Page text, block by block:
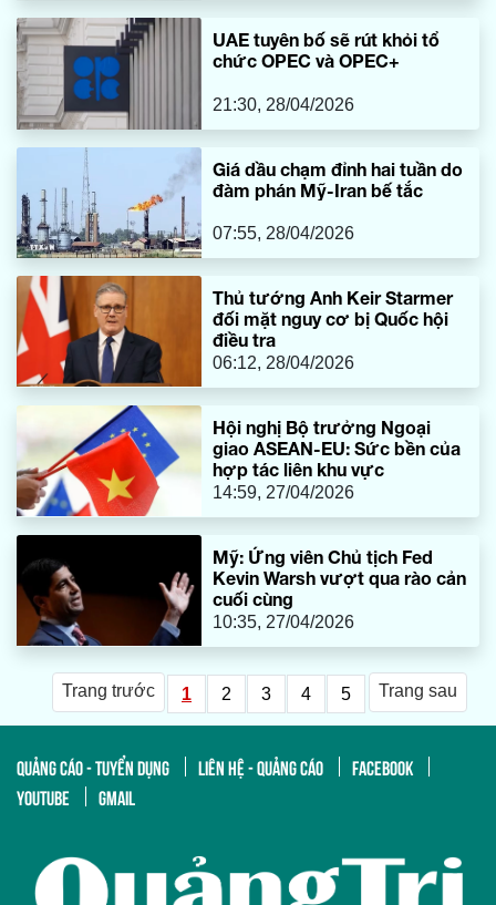
UAE tuyên bố sẽ rút khỏi tổ
chức OPEC và OPEC+
21:30, 28/04/2026
Giá dầu chạm đỉnh hai tuần do
đàm phán Mỹ-Iran bế tắc
07:55, 28/04/2026
Thủ tướng Anh Keir Starmer
đối mặt nguy cơ bị Quốc hội
điều tra
06:12, 28/04/2026
Hội nghị Bộ trưởng Ngoại
giao ASEAN-EU: Sức bền của
hợp tác liên khu vực
14:59, 27/04/2026
Mỹ: Ứng viên Chủ tịch Fed
Kevin Warsh vượt qua rào cản
cuối cùng
10:35, 27/04/2026
Trang trước 1 2 3 4 5 Trang sau
QUẢNG CÁO - TUYỂN DỤNG LIÊN HỆ - QUẢNG CÁO
FACEBOOK
YOUTUBE
GMAIL